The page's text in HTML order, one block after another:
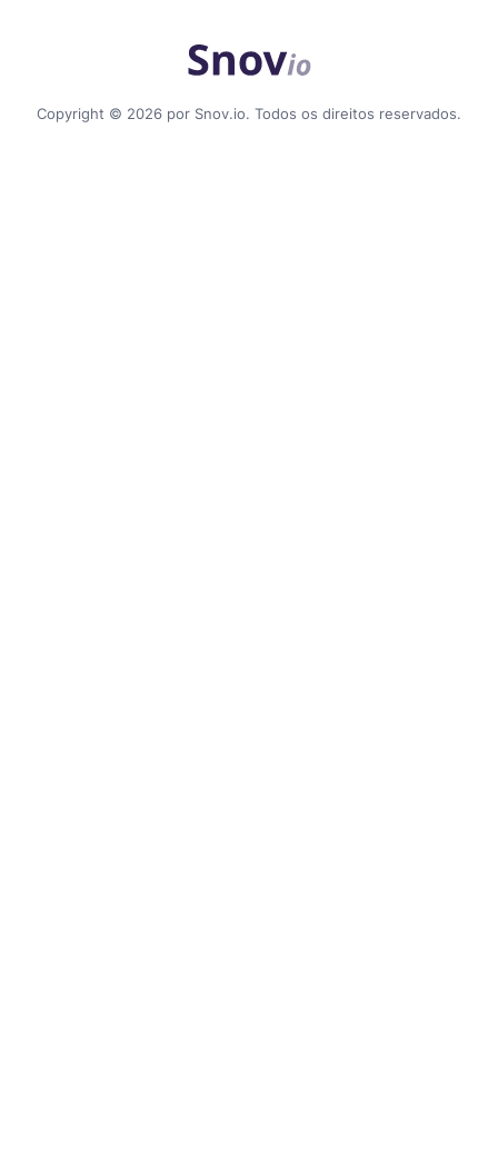
Copyright © 2026 por Snov.io. Todos os direitos reservados.